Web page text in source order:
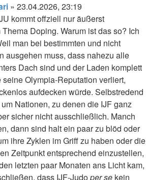
» 23.04.2026, 23:19
kommt offziell nur äußerst
Doping. Warum ist das so? Ich
man bei bestimmten und nicht
ausgehen muss, dass nahezu alle
Dach sind und der Laden komplett
Olympia-Reputation verliert,
aufdecken würde. Selbstredend
Nationen, zu denen die IJF ganz
sicher nicht ausschließlich. Manch
dann sind halt ein paar zu blöd oder
ihre Zyklen im Griff zu haben oder die
Zeitpunkt entsprechend einzustellen,
letzten paar Monaten ans Licht kam,
dass IJF-Judoper se kein